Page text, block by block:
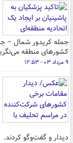
جمله کریدور شمال –
کشورهای منطقه
۹ مرداد ۰۳ - ۱۲:۵۳
دیدار و گفت‌وگو کردند.